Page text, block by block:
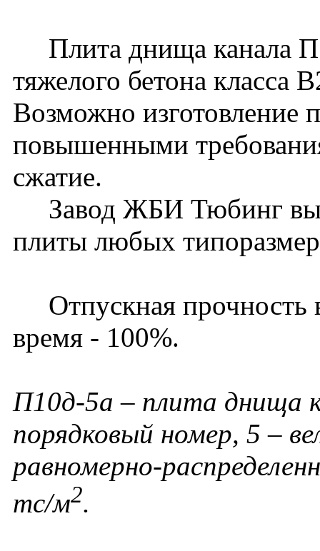
Плита днища канала
тяжелого бетона класса
Возможно изготовление
повышенными
сжатие.
Завод ЖБИ Тюбинг
плиты любых
Отпускная прочность
время - 100%.
П10д-5а – плита днища
порядковый номер, 5 –
равномерно-
тс/м2.